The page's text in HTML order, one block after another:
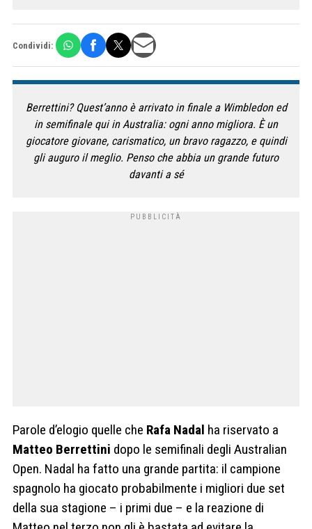
Condividi:
Berrettini? Quest’anno è arrivato in finale a Wimbledon ed
in semifinale qui in Australia: ogni anno migliora. È un
giocatore giovane, carismatico, un bravo ragazzo, e quindi
gli auguro il meglio. Penso che abbia un grande futuro
davanti a sé
Parole d’elogio quelle che Rafa Nadal ha riservato a
Matteo Berrettini dopo le semifinali degli Australian
Open. Nadal ha fatto una grande partita: il campione
spagnolo ha giocato probabilmente i migliori due set
della sua stagione – i primi due – e la reazione di